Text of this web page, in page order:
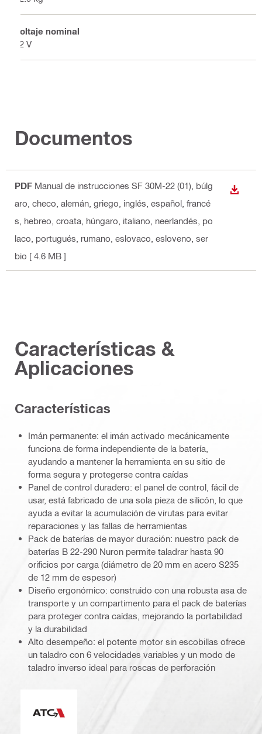
Voltaje nominal
22 V
Documentos
PDF Manual de instrucciones SF 30M-22 (01) , búlg
aro, checo, alemán, griego, inglés, español, francé
s, hebreo, croata, húngaro, italiano, neerlandés, po
laco, portugués, rumano, eslovaco, esloveno, ser
bio [ 4.6 MB ]
Características &
Aplicaciones
Características
Imán permanente: el imán activado mecánicamente
funciona de forma independiente de la batería,
ayudando a mantener la herramienta en su sitio de
forma segura y protegerse contra caídas
Panel de control duradero: el panel de control, fácil de
usar, está fabricado de una sola pieza de silicón, lo que
ayuda a evitar la acumulación de virutas para evitar
reparaciones y las fallas de herramientas
Pack de baterías de mayor duración: nuestro pack de
baterías B 22-290 Nuron permite taladrar hasta 90
orificios por carga (diámetro de 20 mm en acero S235
de 12 mm de espesor)
Diseño ergonómico: construido con una robusta asa de
transporte y un compartimento para el pack de baterías
para proteger contra caídas, mejorando la portabilidad
y la durabilidad
Alto desempeño: el potente motor sin escobillas ofrece
un taladro con 6 velocidades variables y un modo de
taladro inverso ideal para roscas de perforación